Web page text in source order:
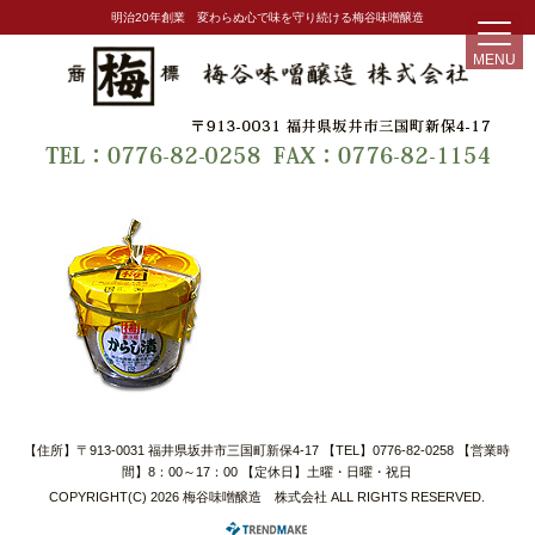
明治20年創業 変わらぬ心で味を守り続ける梅谷味噌醸造
MENU
【住所】〒913-0031 福井県坂井市三国町新保4-17 【TEL】0776-82-0258 【営業時
間】8：00～17：00 【定休日】土曜・日曜・祝日
COPYRIGHT(C) 2026 梅谷味噌醸造 株式会社 ALL RIGHTS RESERVED.